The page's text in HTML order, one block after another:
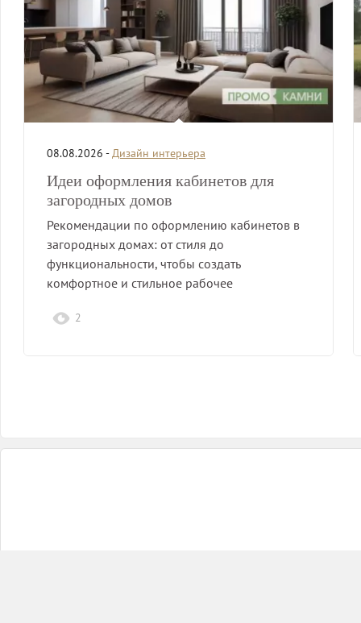
08.08.2026 - Дизайн интерьера
Идеи оформления кабинетов для
загородных домов
Рекомендации по оформлению кабинетов в
загородных домах: от стиля до
функциональности, чтобы создать
комфортное и стильное рабочее
2